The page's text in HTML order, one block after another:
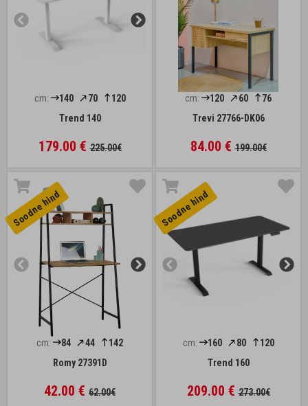
cm: 140 70
120
Trend 140
179.00 €225.00€
cm: 120 60
76
Trevi 27766-DK06
84.00 €199.00€
Soodne hind
cm: 84 44
142
Romy 27391D
42.00 € 62.00€
Soodne hind
cm: 160 80
120
Trend 160
209.00 €273.00€